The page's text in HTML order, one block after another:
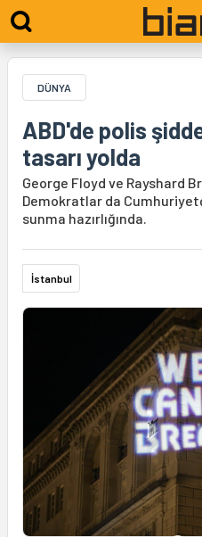
DÜNYA
ABD'de polis
tasarı yolda
George Floyd ve Rayshard
Demokratlar da
sunma hazırlığında.
İstanbul